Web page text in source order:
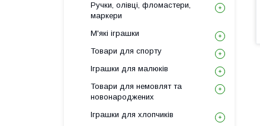
Ручки, олівці, фломастери,
маркери
М'які іграшки
Товари для спорту
Іграшки для малюків
Товари для немовлят та
новонароджених
Іграшки для хлопчиків